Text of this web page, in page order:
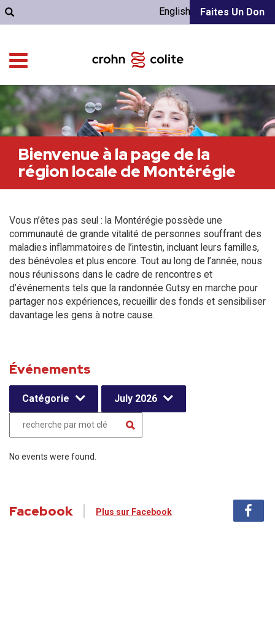
Faites Un Don
English
Bienvenue à la page de la
région locale de Montérégie
Vous n’êtes pas seul : la Montérégie possède une
communauté de grande vitalité de personnes souffrant des
maladies inflammatoires de l’intestin, incluant leurs familles,
des bénévoles et plus encore. Tout au long de l’année, nous
nous réunissons dans le cadre de rencontres et
d’événements tels que la randonnée Gutsy en marche pour
partager nos expériences, recueillir des fonds et sensibiliser
davantage les gens à notre cause.
Événements
Catégorie July 2026
No events were found.
Facebook Plus sur Facebook